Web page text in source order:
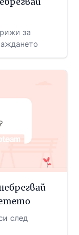
за
след